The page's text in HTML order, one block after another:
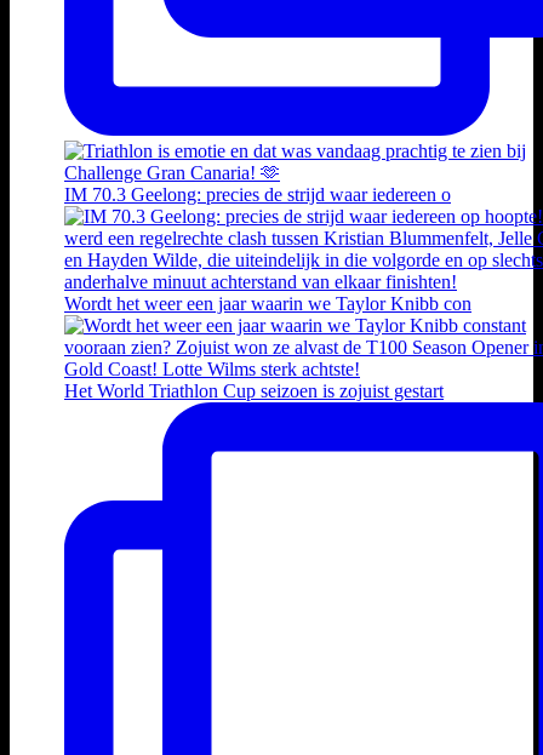
IM 70.3 Geelong: precies de strijd waar iedereen o
Wordt het weer een jaar waarin we Taylor Knibb con
Het World Triathlon Cup seizoen is zojuist gestart